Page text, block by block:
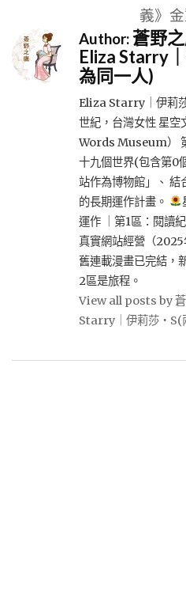
義》金
Author:蒼野
Eliza Starry
為同一人)
Eliza Starry｜伊莉
世紀，台灣女性 星
Words Museum）
十九個世界(包含第0
站作為博物館」、 結
的長期運作計畫。
運作 ｜第1區：閱讀
真實網站經營（2025
舊連載漫畫已完結，
2區是旅程。
View all posts by
Starry｜伊莉莎・S(